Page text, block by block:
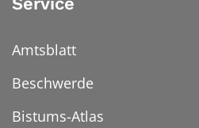
Amtsblatt
Beschwerde
Bistums-Atlas